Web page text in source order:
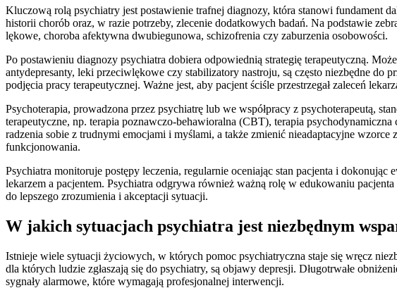
Kluczową rolą psychiatry jest postawienie trafnej diagnozy, która stanowi fundament
historii chorób oraz, w razie potrzeby, zlecenie dodatkowych badań. Na podstawie
lękowe, choroba afektywna dwubiegunowa, schizofrenia czy zaburzenia osobowości.
Po postawieniu diagnozy psychiatra dobiera odpowiednią strategię terapeutyczną.
antydepresanty, leki przeciwlękowe czy stabilizatory nastroju, są często niezbędne
podjęcia pracy terapeutycznej. Ważne jest, aby pacjent ściśle przestrzegał zaleceń
Psychoterapia, prowadzona przez psychiatrę lub we współpracy z psychoterapeutą,
terapeutyczne, np. terapia poznawczo-behawioralna (CBT), terapia
radzenia sobie z trudnymi emocjami i myślami, a także zmienić nieadaptacyjne
funkcjonowania.
Psychiatra monitoruje postępy leczenia, regularnie oceniając stan pacjenta i
lekarzem a pacjentem. Psychiatra odgrywa również ważną rolę w edukowaniu
do lepszego zrozumienia i akceptacji sytuacji.
W jakich sytuacjach psychiatra jest niezbędnym
Istnieje wiele sytuacji życiowych, w których pomoc psychiatryczna staje się wręcz
dla których ludzie zgłaszają się do psychiatry, są objawy depresji. Długotrwałe
sygnały alarmowe, które wymagają profesjonalnej interwencji.